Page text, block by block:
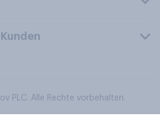
PLC. Alle Rechte vorbehalten.